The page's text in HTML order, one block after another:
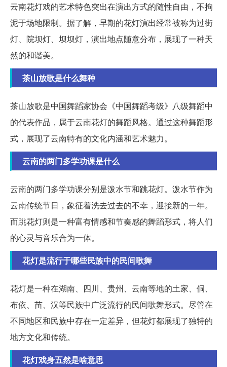
云南花灯戏的艺术特色突出在演出方式的随性自由，不拘
泥于场地限制。据了解，早期的花灯演出经常被称为过街
灯、院坝灯、坝坝灯，演出地点随意分布，展现了一种天
然的和谐美。
茶山放歌是什么舞种
茶山放歌是中国舞蹈家协会《中国舞蹈考级》八级舞蹈中
的代表作品，属于云南花灯的舞蹈风格。通过这种舞蹈形
式，展现了云南特有的文化内涵和艺术魅力。
云南的两门多学功课是什么
云南的两门多学功课分别是泼水节和跳花灯。泼水节作为
云南传统节日，象征着洗去过去的不幸，迎接新的一年。
而跳花灯则是一种富有情感和节奏感的舞蹈形式，将人们
的心灵与音乐合为一体。
花灯是流行于哪些民族中的民间歌舞
花灯是一种在湖南、四川、贵州、云南等地的土家、侗、
布依、苗、汉等民族中广泛流行的民间歌舞形式。尽管在
不同地区和民族中存在一定差异，但花灯都展现了独特的
地方文化和传统。
花灯戏身五然是啥意思